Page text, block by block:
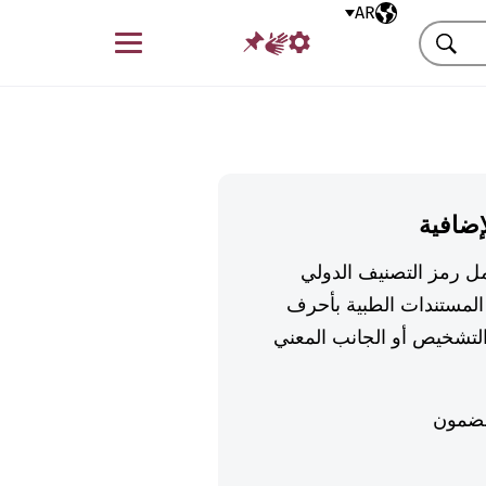
اللغة المختارةAR
قائمة
بحث
رمز التصنيف الدولي
الطبية بأحرف
أو الجانب المعني